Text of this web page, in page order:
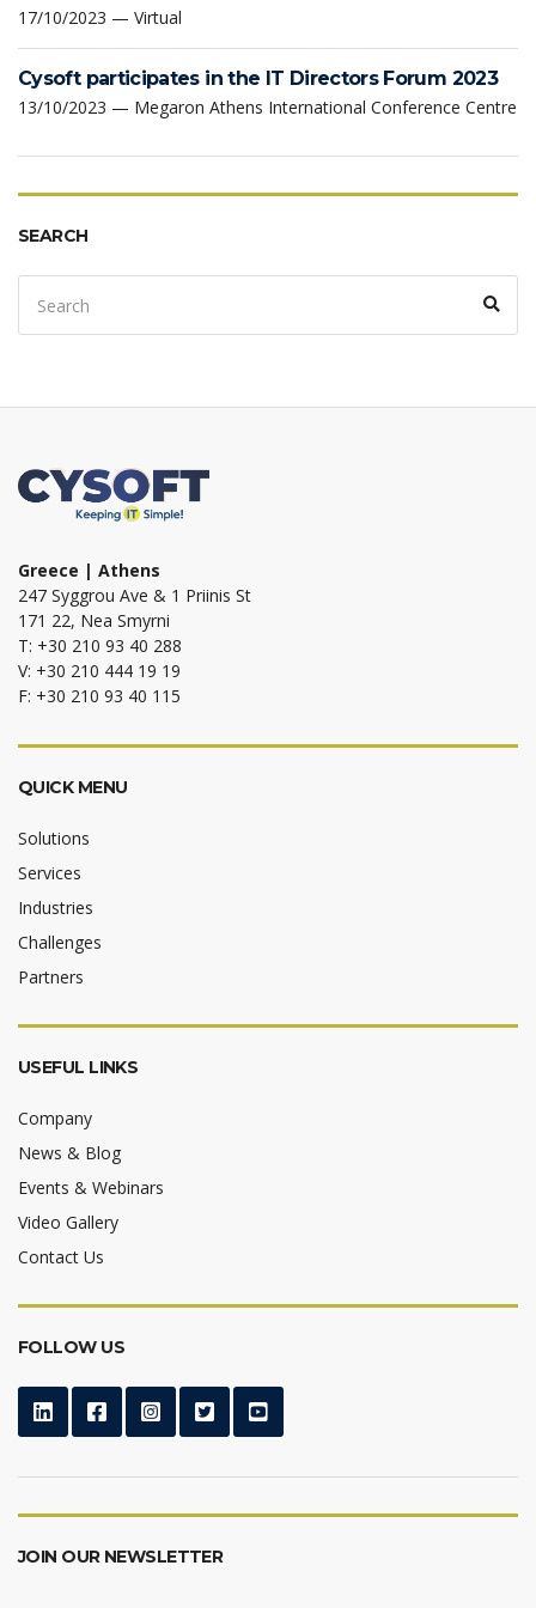
17/10/2023 — Virtual
Cysoft participates in the IT Directors Forum 2023
13/10/2023 — Megaron Athens International Conference Centre
SEARCH
Search
for:
Greece | Athens
247 Syggrou Ave & 1 Priinis St
171 22, Nea Smyrni
T: +30 210 93 40 288
V: +30 210 444 19 19
F: +30 210 93 40 115
QUICK MENU
Solutions
Services
Industries
Challenges
Partners
USEFUL LINKS
Company
News & Blog
Events & Webinars
Video Gallery
Contact Us
FOLLOW US
JOIN OUR NEWSLETTER